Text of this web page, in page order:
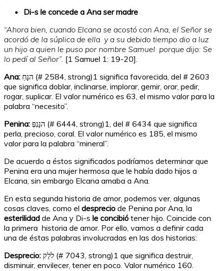
Di-s le concede a Ana ser madre
“Ahora bien, cuando Elcana se acostó con Ana, el Señor se
acordó de la súplica de ella y a su debido tiempo dio a luz
un hijo a quien le puso por nombre Samuel porque dijo: Se
lo pedí al Señor”. [1 Samuel 1: 19-20].
Ana:
הנָּחַ (# 2584, strong) 1 significa favorecida, del # 2603
que significa doblar, inclinarse, implorar, gemir, orar, pedir,
rogar, suplicar. El valor numérico es 63, el mismo valor para la
palabra “necesito”.
Penina:
הנָּנִפְּ (# 6444, strong) 1, del # 6434 que significa
perla, precioso, coral. El valor numérico es 185, el mismo
valor para la palabra “mineral”.
De acuerdo a éstos significados podríamos determinar que
Penina era una mujer hermosa que le había dado hijos a
Elcana, sin embargo Elcana amaba a Ana.
En esta segunda historia de amor, podemos ver, algunas
cosas claves, como el desprecio de Penina por Ana, la
esterilidad de Ana y Di-s le concibió tener hijo. Coincide con
la primera historia de amor. Por ello, vamos a definir cada
una de éstas palabras involucradas en las dos historias:
Desprecio:
ללַק (# 7043, strong) 1 que significa destruir,
disminuir, envilecer, tener en poco. Valor numérico 160.